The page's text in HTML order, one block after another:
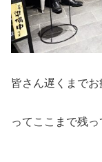
皆さん遅くまでお
ってここまで残っ